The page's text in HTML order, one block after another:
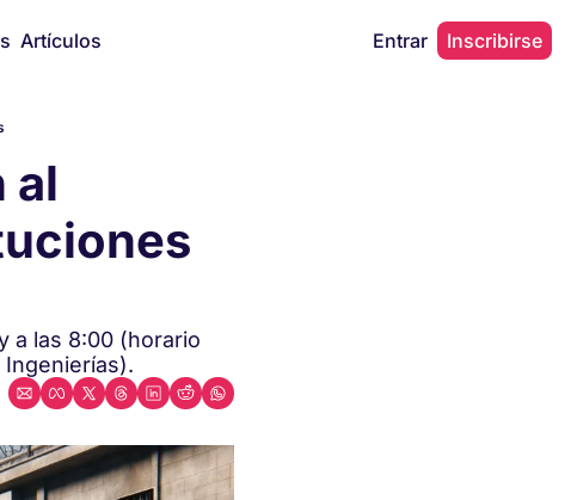
Artículos Entrar Inscribirse
al
a las 8:00 (horario
Ingenierías).